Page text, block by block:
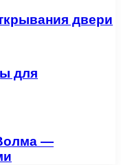
двери
для
—